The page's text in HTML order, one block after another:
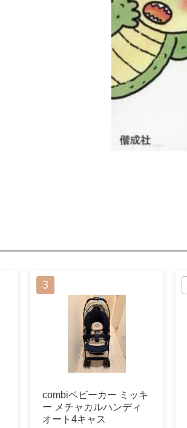
combiベビーカー ミッキ
ー メチャカルハンディ
オート4キャス